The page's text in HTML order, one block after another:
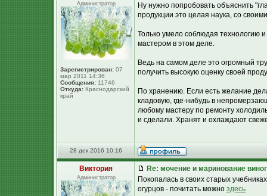
Администратор
Зарегистрирован: 07
мар 2011 14:36
Сообщения: 11746
Откуда: Краснодарский
край
Ну нужно попробовать объяснить
продукции это целая наука, со
Только умело соблюдая технологию
мастером в этом деле.
Ведь на самом деле это огромный
получить высокую оценку своей
По хранению. Если есть желание
кладовую, где-нибудь в
любому мастеру по ремонту
и сделали. Хранят и охлаждают
28 дек 2016 10:16
Виктория
Администратор
Re: мочение и маринование
Покопалась в своих старых
огурцов - почитать можно здесь